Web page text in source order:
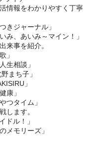
情報をわかりやすく丁寧
きジャーナル」
み、あいみ～マイン！」
来事を紹介。
」
生相談」
まち子」
」
康」
つタイム」
します。
ドル！」
メモリーズ」